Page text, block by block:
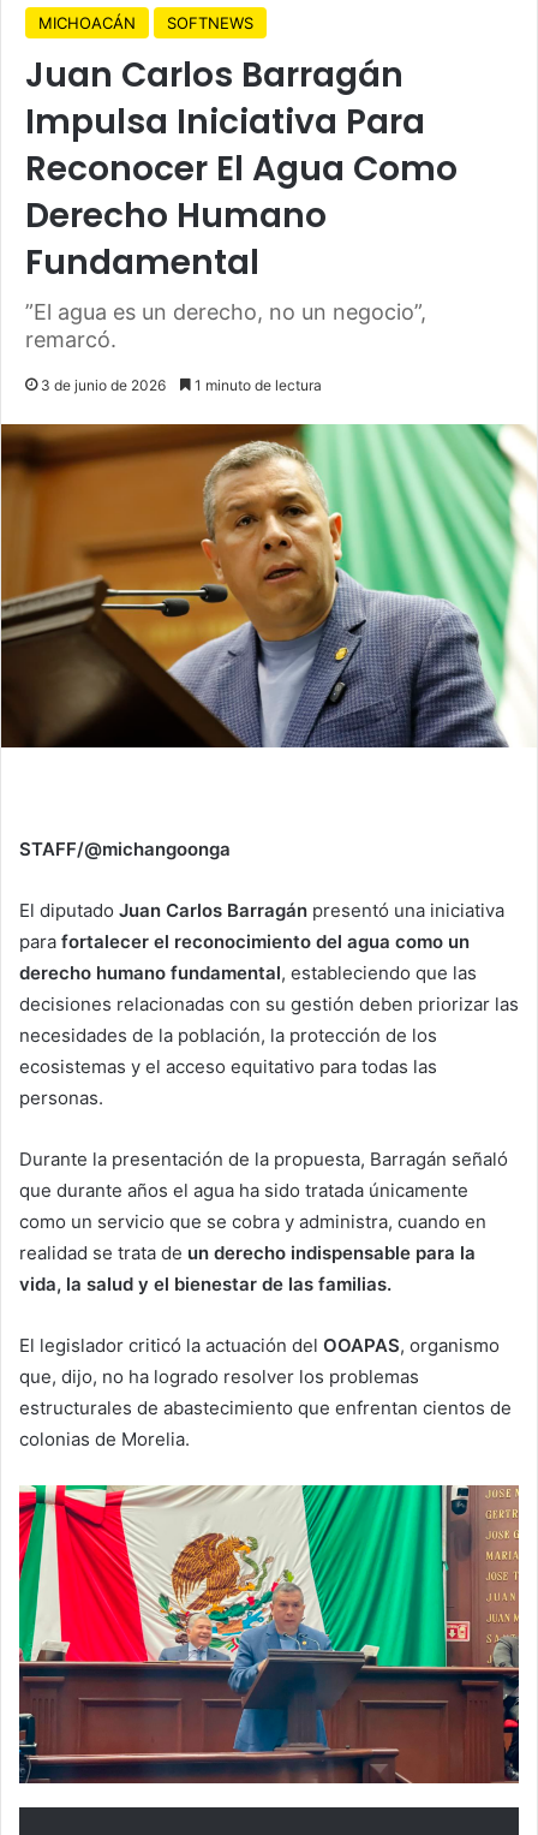
MICHOACÁN SOFTNEWS
Juan Carlos Barragán
Impulsa Iniciativa Para
Reconocer El Agua Como
Derecho Humano
Fundamental
”El agua es un derecho, no un negocio”,
remarcó.
3 de junio de 2026 1 minuto de lectura
STAFF/@michangoonga
El diputado Juan Carlos Barragán presentó una iniciativa
para fortalecer el reconocimiento del agua como un
derecho humano fundamental, estableciendo que las
decisiones relacionadas con su gestión deben priorizar las
necesidades de la población, la protección de los
ecosistemas y el acceso equitativo para todas las
personas.
Durante la presentación de la propuesta, Barragán señaló
que durante años el agua ha sido tratada únicamente
como un servicio que se cobra y administra, cuando en
realidad se trata de un derecho indispensable para la
vida, la salud y el bienestar de las familias.
El legislador criticó la actuación del OOAPAS, organismo
que, dijo, no ha logrado resolver los problemas
estructurales de abastecimiento que enfrentan cientos de
colonias de Morelia.